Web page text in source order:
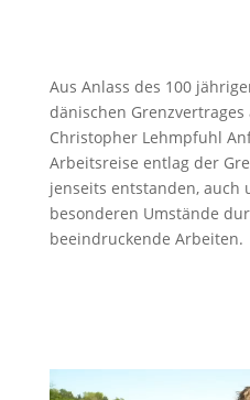
Aus Anlass des 100
dänischen Grenzvertrages
Christopher Lehmpfuhl
Arbeitsreise entlag der
jenseits entstanden, auch
besonderen Umstände
beeindruckende Arbeiten.